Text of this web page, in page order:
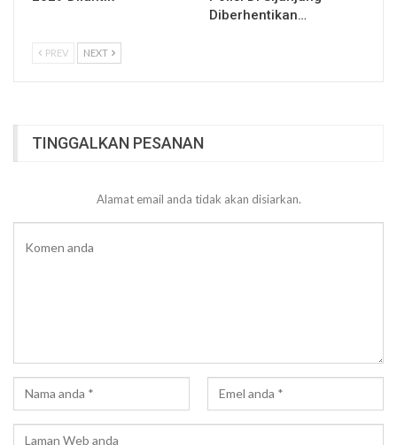
Diberhentikan…
PREV NEXT
TINGGALKAN PESANAN
Alamat email anda tidak akan disiarkan.